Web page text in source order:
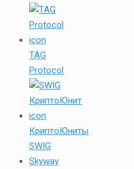
TAG
Protocol
КриптоЮниты
SWIG
Skyway